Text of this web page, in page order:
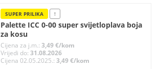
SUPER PRILIKA !
Palette ICC 0-00 super svijetloplava boja
za kosu
Cijena za j.m.:3,49 €/kom
Vrijedi do:31.08.2026
Cijena 02.05.2025.:3,49 €/kom